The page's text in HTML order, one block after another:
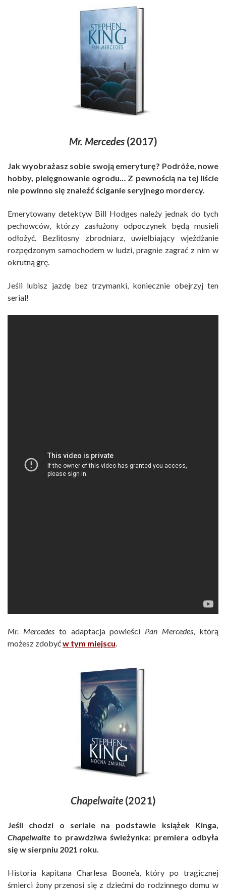
Mr. Mercedes (2017)
Jak wyobrażasz sobie swoją emeryturę? Podróże, nowe
hobby, pielęgnowanie ogrodu… Z pewnością na tej liście
nie powinno się znaleźć ściganie seryjnego mordercy.
Emerytowany detektyw Bill Hodges należy jednak do tych
pechowców, którzy zasłużony odpoczynek będą musieli
odłożyć. Bezlitosny zbrodniarz, uwielbiający wjeżdżanie
rozpędzonym samochodem w ludzi, pragnie zagrać z nim w
okrutną grę.
Jeśli lubisz jazdę bez trzymanki, koniecznie obejrzyj ten
serial!
Mr. Mercedesto adaptacja powieści Pan Mercedes , którą
możesz zdobyćw tym miejscu
Chapelwaite(2021)
Jeśli chodzi o seriale na podstawie książek Kinga,
Chapelwaite to prawdziwa świeżynka: premiera odbyła
się w sierpniu 2021 roku.
Historia kapitana Charlesa Boone’a, który po tragicznej
śmierci żony przenosi się z dziećmi do rodzinnego domu w